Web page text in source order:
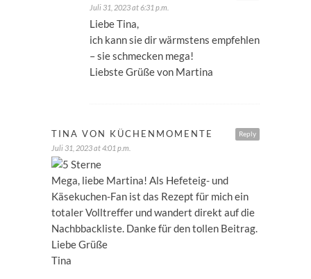
Juli 31, 2023 at 6:31 p.m.
Liebe Tina,
ich kann sie dir wärmstens empfehlen
– sie schmecken mega!
Liebste Grüße von Martina
Reply
TINA VON KÜCHENMOMENTE
Juli 31, 2023 at 4:01 p.m.
Mega, liebe Martina! Als Hefeteig- und
Käsekuchen-Fan ist das Rezept für mich ein
totaler Volltreffer und wandert direkt auf die
Nachbbackliste. Danke für den tollen Beitrag.
Liebe Grüße
Tina